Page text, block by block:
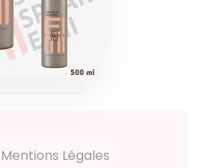
Produits
Mentions Légales